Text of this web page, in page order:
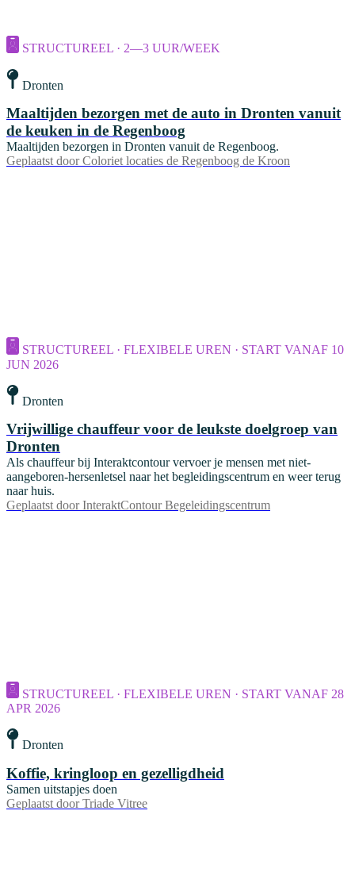
STRUCTUREEL · 2—3 UUR/WEEK
Dronten
Maaltijden bezorgen met de auto in Dronten vanuit
de keuken in de Regenboog
Maaltijden bezorgen in Dronten vanuit de Regenboog.
Geplaatst door Coloriet locaties de Regenboog de Kroon
STRUCTUREEL · FLEXIBELE UREN · START VANAF 10
JUN 2026
Dronten
Vrijwillige chauffeur voor de leukste doelgroep van
Dronten
Als chauffeur bij Interaktcontour vervoer je mensen met niet-
aangeboren-hersenletsel naar het begleidingscentrum en weer terug
naar huis.
Geplaatst door InteraktContour Begeleidingscentrum
STRUCTUREEL · FLEXIBELE UREN · START VANAF 28
APR 2026
Dronten
Koffie, kringloop en gezelligdheid
Samen uitstapjes doen
Geplaatst door Triade Vitree